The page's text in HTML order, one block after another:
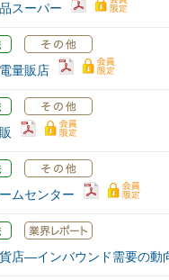
スーパー
量販店
ムセンター
貨店―インバウンド需要の